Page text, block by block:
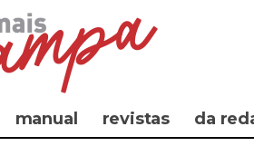
manual revistas da